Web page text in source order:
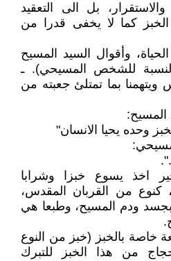
بل الى التعقيد
كما لا يخفى قدرا من
وأقوال السيد المسيح
للشخص المسيحي). ـ
بما تمتلئ جعبته من
المسيح:
وحده يحيا الانسان"
اخذ يسوع خبزا وشرابا
كنوع من القربان المقدس،
بجسد ودم المسيح، وطبعا هي
بالخبز (خبز من النوع
من هذا الخبز للتبرك